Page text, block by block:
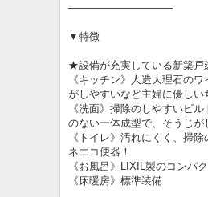
――――――――――
▼特徴
★設備が充実している新築戸
《キッチン》人造大理石の
がしやすいなど主婦に優しい
《洗面》掃除のしやすいビ
のない一体成型で、そうじが
《トイレ》汚れにくく、掃
ネエコ便器！
《お風呂》LIXIL製のコンパ
《床暖房》標準装備